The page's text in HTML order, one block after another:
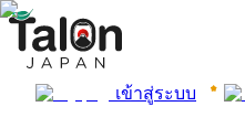
เข้าสู่ระบบ